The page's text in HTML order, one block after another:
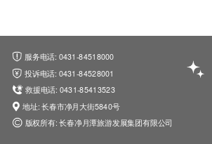
服务电话: 0431-84518000
投诉电话: 0431-84528001
救援电话: 0431-85413523
地址: 长春市净月大街5840号
版权所有: 长春净月潭旅游发展集团有限公司